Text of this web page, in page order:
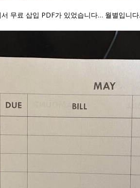
무료 삽입 PDF가 있었습니다… 월별입니